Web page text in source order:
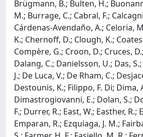
Brügmann, B.; Bulten, H.;
M.; Burrage, C.; Cabral, F.;
Cárdenas-Avendaño, A.; Celoria,
K.; Chernoff, D.; Clough, K.;
Compère, G.; Croon, D.; Cruces,
Dalang, C.; Danielsson, U.; Das,
J.; De Luca, V.; De Rham, C.;
Destounis, K.; Filippo, F. Di; Dima,
Dimastrogiovanni, E.; Dolan, S.;
F.; Durrer, R.; East, W.; Easther, R.;
Emparan, R.; Ezquiaga, J. M.;